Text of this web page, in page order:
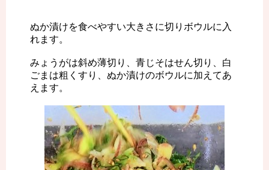
ぬか漬けを食べやすい大きさに切りボウルに入
れます。
みょうがは斜め薄切り、青じそはせん切り、白
ごまは粗くすり、ぬか漬けのボウルに加えてあ
えます。